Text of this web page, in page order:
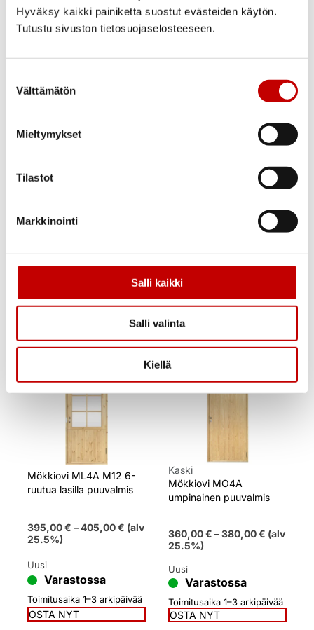
Hyväksy kaikki painiketta suostut evästeiden käytön.
Tutustu sivuston tietosuojaselosteeseen.
valinta
Välttämätön
Mieltymykset
Tilastot
Markkinointi
Salli kaikki
Salli valinta
Kiellä
Pystyvedin rakenne
Pituus 1620 mm
Mustaksi petsattu mänty
Luotettavuus
SAATTAISIT OLLA MYÖS
KIINNOSTUNUT
Mökkiovi ML4A M12 6-
ruutua lasilla puuvalmis
395,00€ –405,00€ (alv
25.5%)
Uusi
Varastossa
Toimitusaika 1–3 arkipäivää
OSTA NYT
Kaski
Mökkiovi MO4A
umpinainen puuvalmis
360,00€ –380,00€ (alv
25.5%)
Uusi
Varastossa
Toimitusaika 1–3 arkipäivää
OSTA NYT